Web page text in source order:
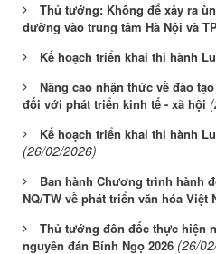
Thủ tướng: Không để xảy ra
đường vào trung tâm Hà Nội và
Kế hoạch triển khai thi hành
Nâng cao nhận thức về đào
đối với phát triển kinh tế - xã hội
Kế hoạch triển khai thi hành
(26/02/2026)
Ban hành Chương trình hành
NQ/TW về phát triển văn hóa Việt
Thủ tướng đôn đốc thực hiện
nguyên đán Bính Ngọ 2026 (26/